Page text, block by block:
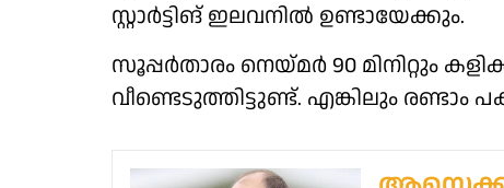
സ്റ്റാർട്ടിങ് ഇലവനിൽ ഉണ്ടായേക്കും.
സൂപ്പർതാരം നെയ്മർ 90 മിനിറ്റും
വീണ്ടെടുത്തിട്ടുണ്ട്. എങ്കിലും